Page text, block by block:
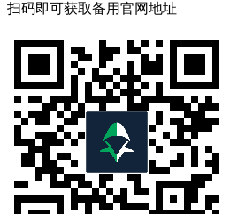
扫码即可获取备用官网地址